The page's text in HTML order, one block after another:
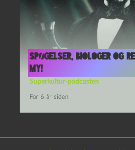
Spøgelser, biologer og
my!
Superkultur-podcasten
For 6 år siden